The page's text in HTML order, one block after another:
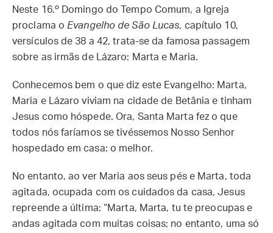
Neste 16.º Domingo do Tempo Comum, a Igreja
proclama o Evangelho de São Lucas, capítulo 10,
versículos de 38 a 42, trata-se da famosa passagem
sobre as irmãs de Lázaro: Marta e Maria.
Conhecemos bem o que diz este Evangelho: Marta,
Maria e Lázaro viviam na cidade de Betânia e tinham
Jesus como hóspede. Ora, Santa Marta fez o que
todos nós faríamos se tivéssemos Nosso Senhor
hospedado em casa: o melhor.
No entanto, ao ver Maria aos seus pés e Marta, toda
agitada, ocupada com os cuidados da casa, Jesus
repreende a última: “Marta, Marta, tu te preocupas e
andas agitada com muitas coisas; no entanto, uma só